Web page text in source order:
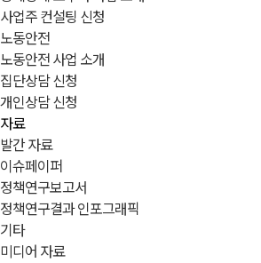
사업주 컨설팅 신청
노동안전
노동안전 사업 소개
집단상담 신청
개인상담 신청
자료
발간 자료
이슈페이퍼
정책연구보고서
정책연구결과 인포그래픽
기타
미디어 자료